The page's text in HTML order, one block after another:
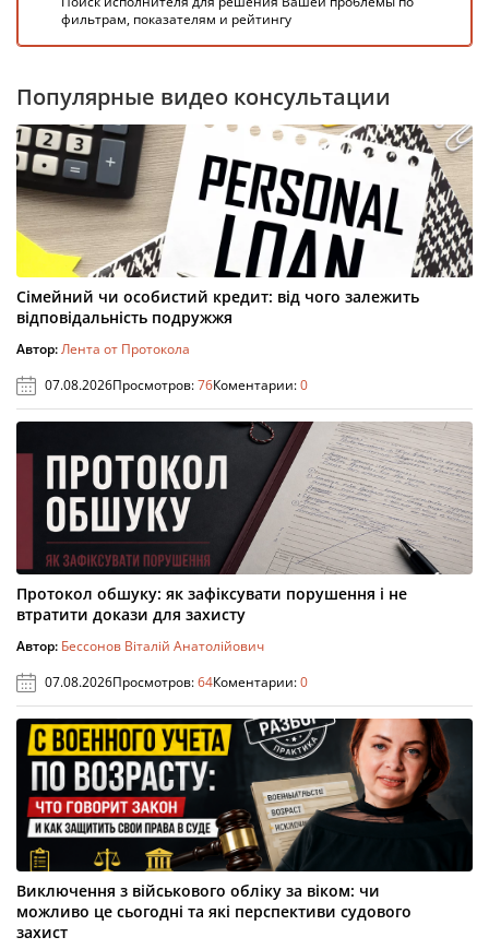
фильтрам, показателям и рейтингу
Популярные видео консультации
Сімейний чи особистий кредит: від чого залежить
відповідальність подружжя
Автор:Лента от Протокола
07.08.2026Просмотров:76Коментарии:0
Протокол обшуку: як зафіксувати порушення і не
втратити докази для захисту
Автор: Бессонов Віталій Анатолійович
07.08.2026Просмотров:64Коментарии:0
Виключення з військового обліку за віком: чи
можливо це сьогодні та які перспективи судового
захист